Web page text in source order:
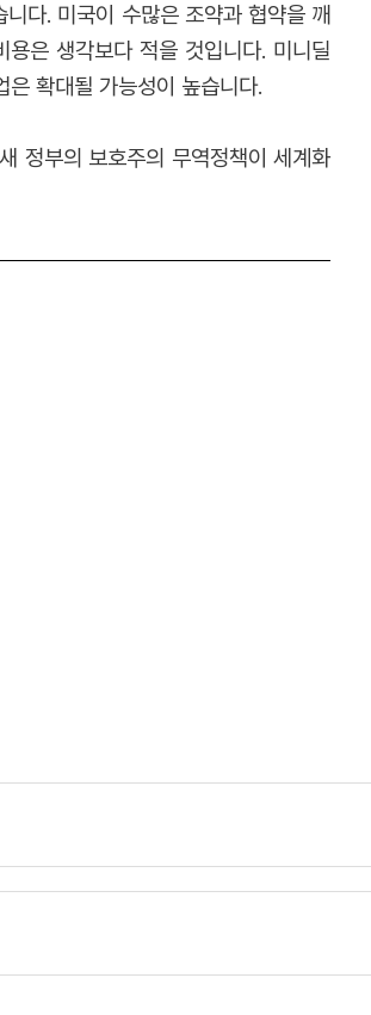
다. 미국이 수많은 조약과 협약을 깨
은 생각보다 적을 것입니다. 미니딜
확대될 가능성이 높습니다.
정부의 보호주의 무역정책이 세계화